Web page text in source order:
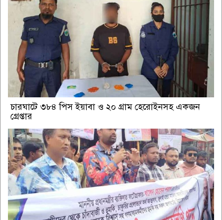
চারঘাটে ৩৮৪ পিস ইয়াবা ও ২০ গ্রাম হেরোইনসহ একজন
গ্রেপ্তার